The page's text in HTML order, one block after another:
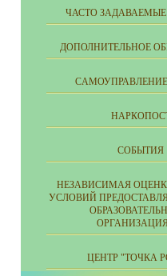
ЧАСТО
ДОПОЛНИТЕЛЬНОЕ
СОБЫТИЯ
НЕЗАВИСИМАЯ
УСЛОВИЙ
ЦЕНТР "ТОЧКА